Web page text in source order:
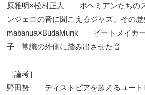
原雅明×松村正人 ボヘミアンたちの
ンジェロの音に聞こえるジャズ、その
mabanua×BudaMunk ビートメイカ
子 常識の外側に踏み出させた音
［論考］
野田努 ディストピアを超えるユート